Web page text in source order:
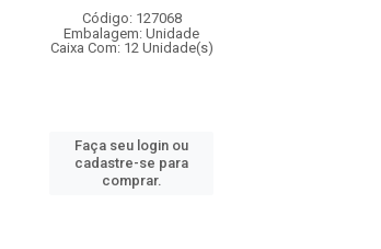
Código: 127068
Embalagem: Unidade
Caixa Com: 12 Unidade(s)
Faça seu login ou
cadastre-se para
comprar.